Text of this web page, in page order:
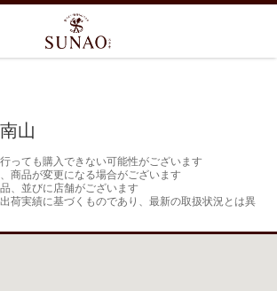
山
っても購入できない可能性がございます
商品が変更になる場合がございます
、並びに店舗がございます
荷実績に基づくものであり、最新の取扱状況とは異